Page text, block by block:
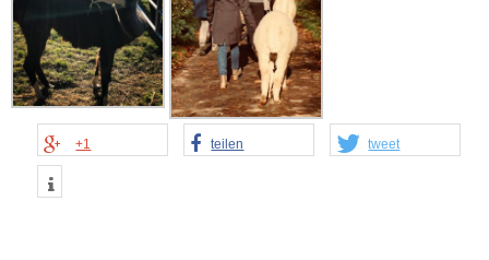
+1 teilen tweet